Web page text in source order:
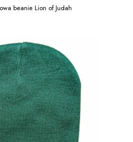
beanie Lion of Judah